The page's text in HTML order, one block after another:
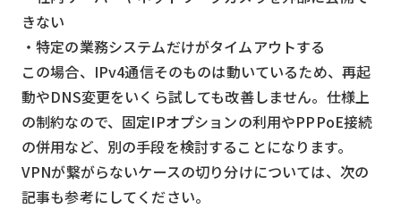
きない
・特定の業務システムだけがタイムアウトする
この場合、IPv4通信そのものは動いているため、再起
動やDNS変更をいくら試しても改善しません。仕様上
の制約なので、固定IPオプションの利用やPPPoE接続
の併用など、別の手段を検討することになります。
VPNが繋がらないケースの切り分けについては、次の
記事も参考にしてください。